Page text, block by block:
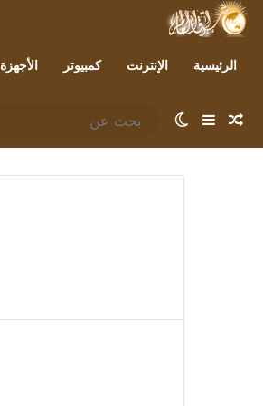
الرئيسية الإنترنت كمبيوتر الأجهزة
مقال عشوائي
إضافة عمود جانبي
الوضع المظلم